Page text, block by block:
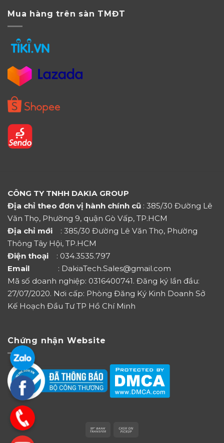
Mua hàng trên sàn TMĐT
CÔNG TY TNHH DAKIA GROUP
Địa chỉ theo đơn vị hành chính cũ : 385/30 Đường Lê
Văn Thọ, Phường 9, quận Gò Vấp, TP.HCM
Địa chỉ mới
: 385/30 Đường Lê Văn Thọ, Phường
Thông Tây Hội, TP.HCM
Điện thoại : 034.3535.797
Email : DakiaTech.Sales@gmail.com
Mã số doanh nghiệp: 0316400741. Đăng ký lần đầu:
27/07/2020. Nơi cấp: Phòng Đăng Ký Kinh Doanh Sở
Kế Hoạch Đầu Tư TP Hồ Chí Minh
Chứng nhận Website